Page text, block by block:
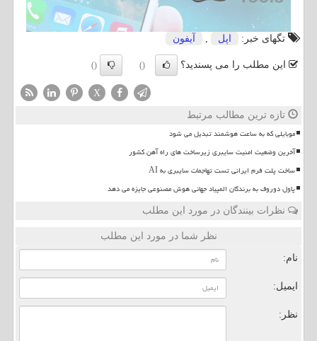
تگهای خبر: اپل آیفون
این مطلب را می پسندید؟ ()
()
X
تازه ترین مطالب مرتبط
موبایلی که به ساعت هوشمند تبدیل می شود
آخرین وضعیت امنیت سایبری زیرساخت های راه آهن کشور
ساخت پلت فرم ایرانی تست تهاجمات سایبری به AI
پاول دوروف به برندگان المپیاد جهانی هوش مصنوعی جایزه می دهد
نظرات بینندگان در مورد این مطلب
نظر شما در مورد این مطلب
نام:
ایمیل:
نظر: